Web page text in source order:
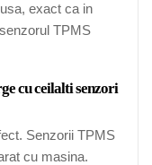
exact ca in
TPMS
cu ceilalti senzori
Senzorii TPMS
cu masina.